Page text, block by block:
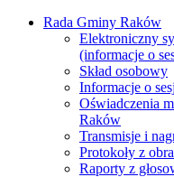
Rada Gminy Raków
Elektroniczny
(informacje o
Skład osobowy
Informacje o
Oświadczenia
Raków
Transmisje i
Protokoły z
Raporty z